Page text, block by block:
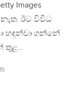
Images
ඊට විවිධ
හඳුන්වා ගන්නේ
තුළ…